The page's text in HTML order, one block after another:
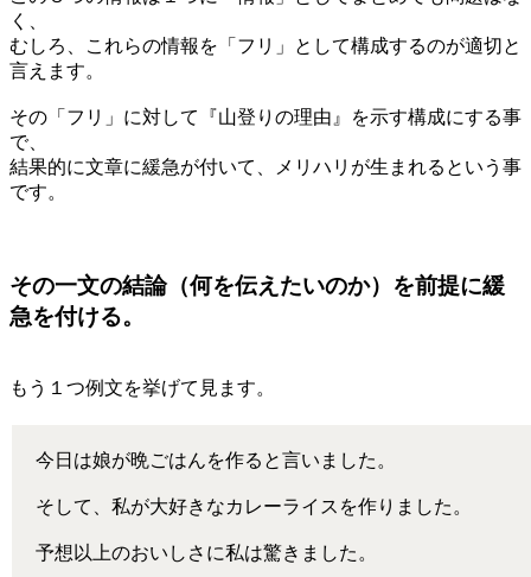
く、
むしろ、これらの情報を「フリ」として構成するのが適切と
言えます。
その「フリ」に対して『山登りの理由』を示す構成にする事
で、
結果的に文章に緩急が付いて、メリハリが生まれるという事
です。
その一文の結論（何を伝えたいのか）を前提に緩
急を付ける。
もう１つ例文を挙げて見ます。
今日は娘が晩ごはんを作ると言いました。
そして、私が大好きなカレーライスを作りました。
予想以上のおいしさに私は驚きました。